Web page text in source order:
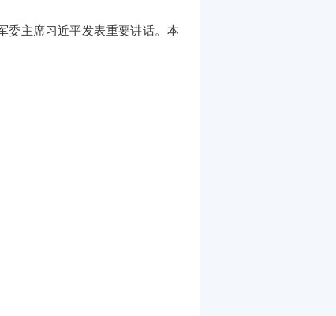
委主席习近平发表重要讲话。本